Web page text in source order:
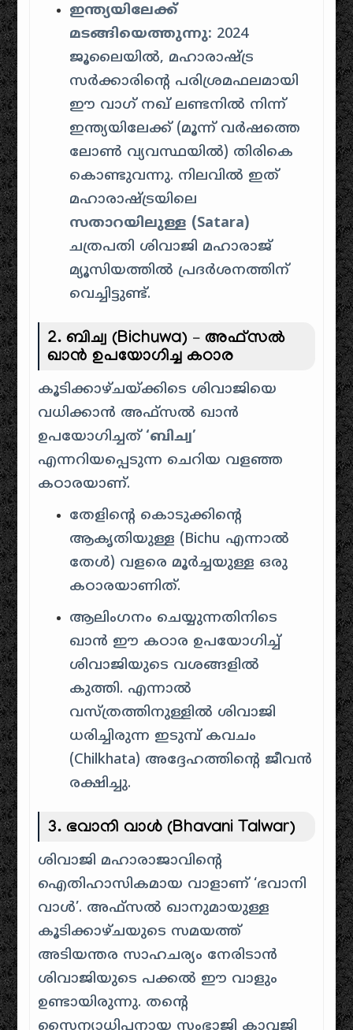
ഇന്ത്യയിലേക്ക്
മടങ്ങിയെത്തുന്നു: 2024
ജൂലൈയിൽ, മഹാരാഷ്ട്ര
സർക്കാരിന്റെ പരിശ്രമഫലമായി
ഈ വാഗ് നഖ് ലണ്ടനിൽ നിന്ന്
ഇന്ത്യയിലേക്ക് (മൂന്ന് വർഷത്തെ
ലോൺ വ്യവസ്ഥയിൽ) തിരികെ
കൊണ്ടുവന്നു. നിലവിൽ ഇത്
മഹാരാഷ്ട്രയിലെ
സതാറയിലുള്ള (Satara)
ചത്രപതി ശിവാജി മഹാരാജ്
മ്യൂസിയത്തിൽ പ്രദർശനത്തിന്
വെച്ചിട്ടുണ്ട്.
2. ബിച്വ (Bichuwa) – അഫ്സൽ
ഖാൻ ഉപയോഗിച്ച കഠാര
കൂടിക്കാഴ്ചയ്ക്കിടെ ശിവാജിയെ
വധിക്കാൻ അഫ്സൽ ഖാൻ
ഉപയോഗിച്ചത്‘ബിച്വ’
എന്നറിയപ്പെടുന്ന ചെറിയ വളഞ്ഞ
കഠാരയാണ്.
തേളിന്റെ കൊടുക്കിന്റെ
ആകൃതിയുള്ള (Bichu എന്നാൽ
തേൾ) വളരെ മൂർച്ചയുള്ള ഒരു
കഠാരയാണിത്.
ആലിംഗനം ചെയ്യുന്നതിനിടെ
ഖാൻ ഈ കഠാര ഉപയോഗിച്ച്
ശിവാജിയുടെ വശങ്ങളിൽ
കുത്തി. എന്നാൽ
വസ്ത്രത്തിനുള്ളിൽ ശിവാജി
ധരിച്ചിരുന്ന ഇടുമ്പ് കവചം
(Chilkhata) അദ്ദേഹത്തിന്റെ ജീവൻ
രക്ഷിച്ചു.
3. ഭവാനി വാൾ (Bhavani Talwar)
ശിവാജി മഹാരാജാവിന്റെ
ഐതിഹാസികമായ വാളാണ് ‘ഭവാനി
വാൾ’. അഫ്സൽ ഖാനുമായുള്ള
കൂടിക്കാഴ്ചയുടെ സമയത്ത്
അടിയന്തര സാഹചര്യം നേരിടാൻ
ശിവാജിയുടെ പക്കൽ ഈ വാളും
ഉണ്ടായിരുന്നു. തന്റെ
സൈന്യാധിപനായ സംഭാജി കാവജി